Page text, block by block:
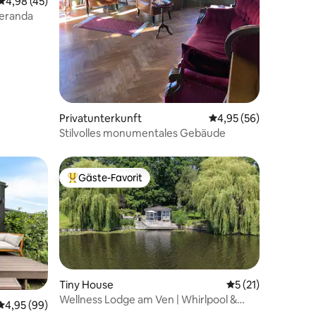
Privatunterkunft Durchschnittliche
4,95 (56)
Stilvolles monumentales Gebäude
Bewertungen Bewertung: 4,95 von 5, 99 Bewertungen
4,95 (99)
Beliebter Gäste-Favorit.
Gäste-Favorit
Tiny House Durchschnittliche
5 (21)
Wellness Lodge am Ven | Whirlpool &